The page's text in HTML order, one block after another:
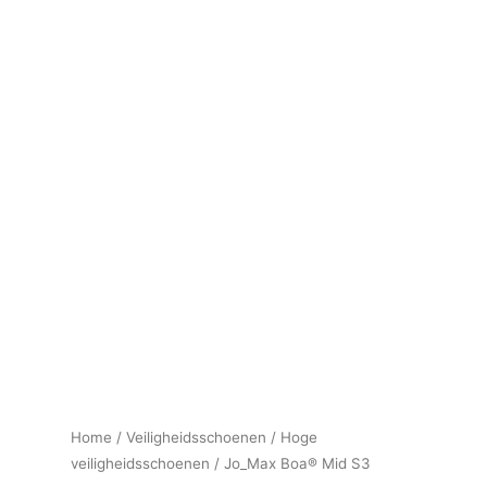
Home / Veiligheidsschoenen / Hoge
veiligheidsschoenen / Jo_Max Boa® Mid S3